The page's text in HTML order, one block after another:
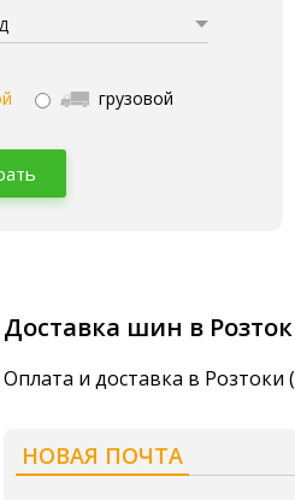
грузовой
Доставка шин в
Оплата и доставка в Розтоки
НОВАЯ ПОЧТА